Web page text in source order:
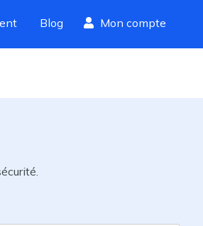
Blog Mon compte